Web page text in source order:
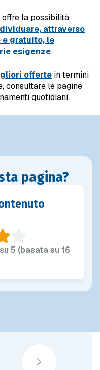
offre la possibilità
attraverso
gratuito, le
esigenze.
offerte in termini
consultare le pagine
quotidiani.
pagina?
5 (basata su 16